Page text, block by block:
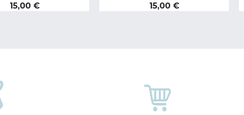
Precio
15,00 € Precio
15,00 €